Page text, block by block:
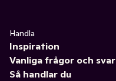
Handla
Inspiration
Vanliga frågor och svar
Så handlar du